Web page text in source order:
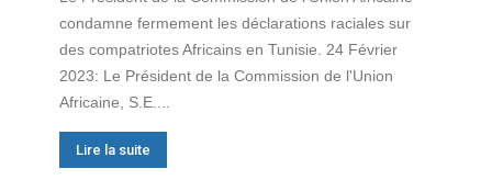
condamne fermement les déclarations raciales sur
des compatriotes Africains en Tunisie. 24 Février
2023: Le Président de la Commission de l'Union
Africaine, S.E....
Lire la suite